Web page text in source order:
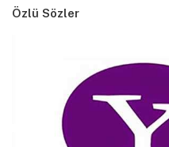
Özlü Sözler